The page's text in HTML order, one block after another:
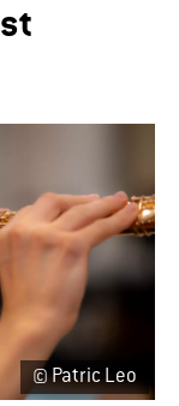
© Patric Leo